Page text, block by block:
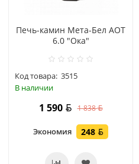
Печь-камин Мета-Бел АОТ
6.0 "Ока"
Код товара: 3515
В наличии
1 590 1 838
Экономия 248